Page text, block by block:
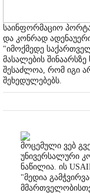
საინფორმაციო
და კონრად
"იმოქმედე
მასალების
შესაძლოა, რომ იგი
შეხედულებებს.
მოცემული ვებ
უნივერსალური
ნაწილია. ის
"მედია